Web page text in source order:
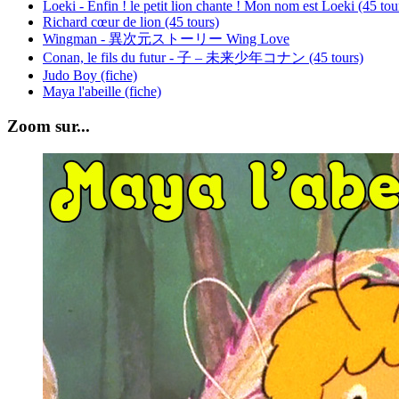
Loeki - Enfin ! le petit lion chante ! Mon nom est Loeki (45
Richard cœur de lion (45 tours)
Wingman - 異次元ストーリー Wing Love
Conan, le fils du futur - 子 – 未来少年コナン (45 tours)
Judo Boy (fiche)
Maya l'abeille (fiche)
Zoom sur...